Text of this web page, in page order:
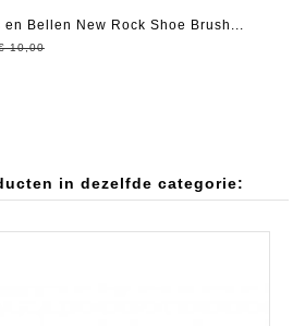
en Bellen New Rock Shoe Brush...
10,00
in dezelfde categorie: